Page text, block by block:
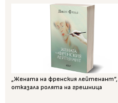
„Жената на френския лейтенант“,
отказала ролята на грешница